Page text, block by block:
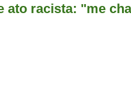
ato racista: "me